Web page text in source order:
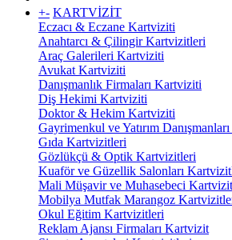
+- KARTVİZİT
Eczacı & Eczane Kartviziti
Anahtarcı & Çilingir Kartvizitleri
Araç Galerileri Kartviziti
Avukat Kartviziti
Danışmanlık Firmaları Kartviziti
Diş Hekimi Kartviziti
Doktor & Hekim Kartviziti
Gayrimenkul ve Yatırım
Gıda Kartvizitleri
Gözlükçü & Optik Kartvizitleri
Kuaför ve Güzellik Salonları
Mali Müşavir ve Muhasebeci
Mobilya Mutfak Marangoz
Okul Eğitim Kartvizitleri
Reklam Ajansı Firmaları Kartvizit